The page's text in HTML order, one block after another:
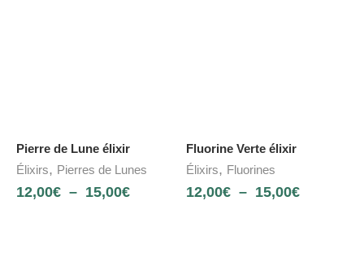
Pierre de Lune élixir
Élixirs, Pierres de Lunes
12,00€ – 15,00€
Fluorine Verte élixir
Élixirs, Fluorines
12,00€ – 15,00€